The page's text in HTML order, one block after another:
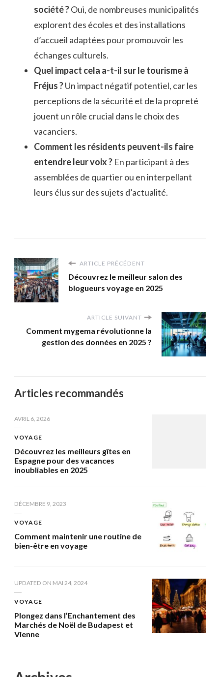
société ?Oui, de nombreuses municipalités
explorent des écoles et des installations
d’accueil adaptées pour promouvoir les
échanges culturels.
Quel impact cela a-t-il sur le tourisme à
Fréjus ?Un impact négatif potentiel, car les
perceptions de la sécurité et de la propreté
jouent un rôle crucial dans le choix des
vacanciers.
Comment les résidents peuvent-ils faire
entendre leur voix ? En participant à des
assemblées de quartier ou en interpellant
leurs élus sur des sujets d’actualité.
ARTICLE PRÉCÉDENT
Découvrez le meilleur salon des
blogueurs voyage en 2025
ARTICLE SUIVANT
Comment mygema révolutionne la
gestion des données en 2025 ?
Articles recommandés
AVRIL 6, 2026
VOYAGE
Découvrez les meilleurs gîtes en
Espagne pour des vacances
inoubliables en 2025
DÉCEMBRE 9, 2023
VOYAGE
Comment maintenir une routine de
bien-être en voyage
UPDATED ON MAI 24, 2024
VOYAGE
Plongez dans l’Enchantement des
Marchés de Noël de Budapest et
Vienne